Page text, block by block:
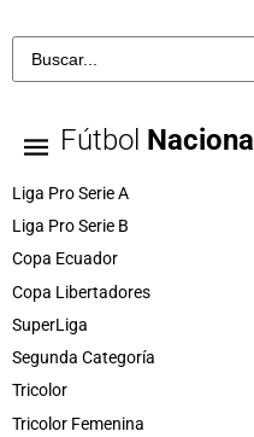
Fútbol Nacional
Liga Pro Serie A
Liga Pro Serie B
Copa Ecuador
Copa Libertadores
SuperLiga
Segunda Categoría
Tricolor
Tricolor Femenina